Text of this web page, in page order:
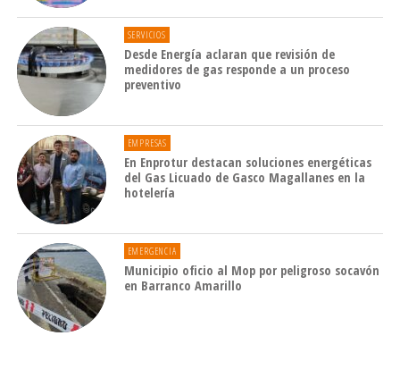
SERVICIOS
Desde Energía aclaran que revisión de
medidores de gas responde a un proceso
preventivo
EMPRESAS
En Enprotur destacan soluciones energéticas
del Gas Licuado de Gasco Magallanes en la
hotelería
EMERGENCIA
Municipio oficio al Mop por peligroso socavón
en Barranco Amarillo